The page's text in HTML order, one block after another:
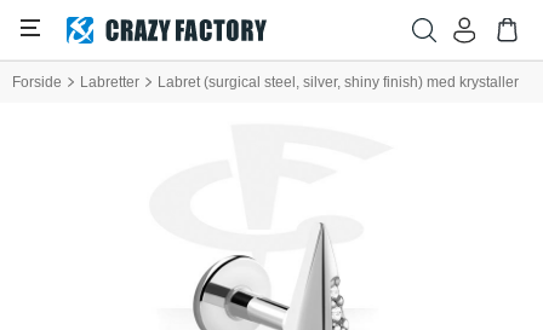
Forside Labretter Labret (surgical steel, silver, shiny finish) med krystaller